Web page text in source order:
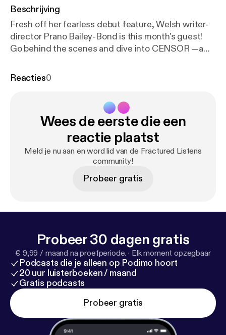
Beschrijving
Fresh off her fearless debut feature, Welsh writer-
director Prano Bailey-Bond is this month's guest!
Go behind the scenes and dive into CENSOR —a
explores the world of video nasty horror and the
Reacties0
Wees de eerste die een
reactie plaatst
Meld je nu aan en word lid van de Fractured Listens
community!
Probeer gratis
Probeer 30 dagen gratis
€ 9,99 / maand na proefperiode. · Elk moment opzegbaar
Podcasts die je alleen op Podimo hoort
20 uur luisterboeken / maand
Gratis podcasts
Probeer gratis